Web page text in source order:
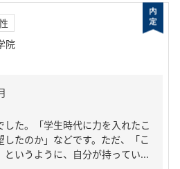
院
た。「学生時代に力を入れたこ
したのか」などです。ただ、「こ
というように、自分が持ってい...